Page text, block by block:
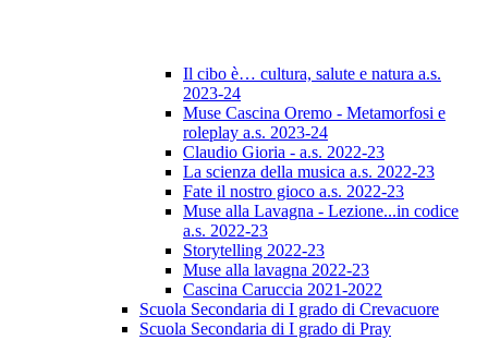
Il cibo è… cultura, salute e natura a.s.
2023-24
Muse Cascina Oremo - Metamorfosi e
roleplay a.s. 2023-24
Claudio Gioria - a.s. 2022-23
La scienza della musica a.s. 2022-23
Fate il nostro gioco a.s. 2022-23
Muse alla Lavagna - Lezione...in codice
a.s. 2022-23
Storytelling 2022-23
Muse alla lavagna 2022-23
Cascina Caruccia 2021-2022
Scuola Secondaria di I grado di Crevacuore
Scuola Secondaria di I grado di Pray